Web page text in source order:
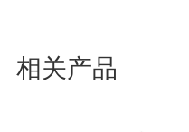
相关产品